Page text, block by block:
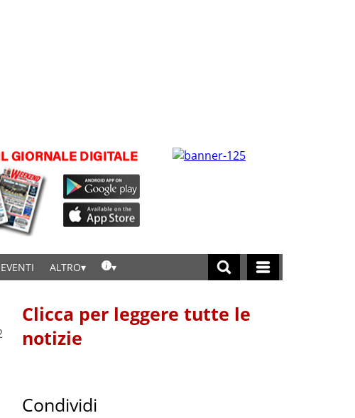
ALTRO
Clicca per leggere tutte le
notizie
Condividi